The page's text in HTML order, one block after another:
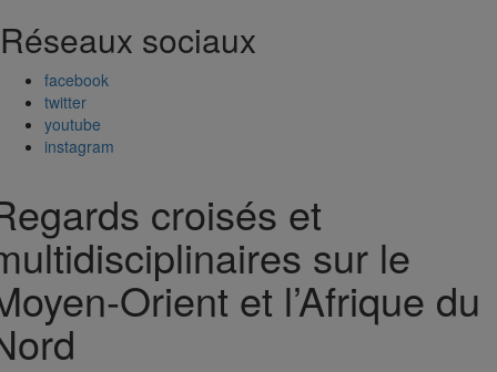
Réseaux sociaux
facebook
twitter
youtube
instagram
croisés et
sur le
Orient et l’Afrique du